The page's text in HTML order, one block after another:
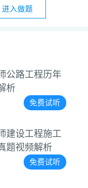
进入做题
公路工程历年
析
免费试听
建设工程施工
题视频解析
免费试听